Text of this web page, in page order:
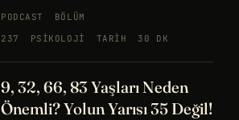
PODCAST
BÖLÜM
237
PSIKOLOJI TARIH 30 DK
9, 32, 66, 83 Yaşları Neden
Önemli? Yolun Yarısı 35 Değil!